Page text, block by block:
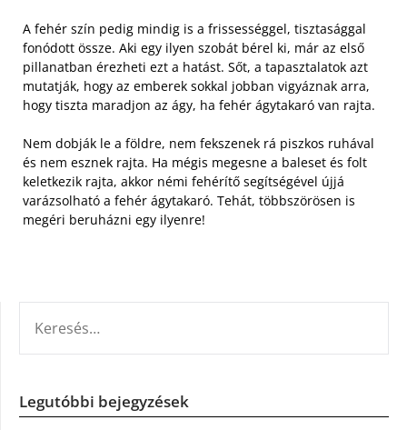
A fehér szín pedig mindig is a frissességgel, tisztasággal
fonódott össze. Aki egy ilyen szobát bérel ki, már az első
pillanatban érezheti ezt a hatást. Sőt, a tapasztalatok azt
mutatják, hogy az emberek sokkal jobban vigyáznak arra,
hogy tiszta maradjon az ágy, ha fehér ágytakaró van rajta.
Nem dobják le a földre, nem fekszenek rá piszkos ruhával
és nem esznek rajta. Ha mégis megesne a baleset és folt
keletkezik rajta, akkor némi fehérítő segítségével újjá
varázsolható a fehér ágytakaró. Tehát, többszörösen is
megéri beruházni egy ilyenre!
Legutóbbi bejegyzések